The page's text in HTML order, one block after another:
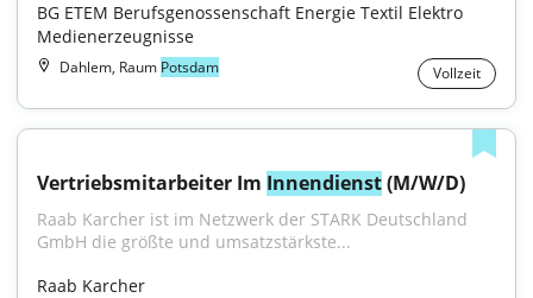
BG ETEM Berufsgenossenschaft Energie Textil Elektro
Medienerzeugnisse
Dahlem, Raum Potsdam Vollzeit
Vertriebsmitarbeiter Im Innendienst (M/W/D)
Raab Karcher ist im Netzwerk der STARK Deutschland
GmbH die größte und umsatzstärkste...
Raab Karcher